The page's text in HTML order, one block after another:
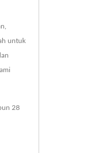
untuk
28